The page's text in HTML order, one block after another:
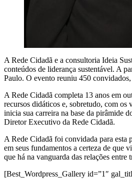
A Rede Cidadã e a consultoria Ideia
conteúdos de liderança sustentável. A
Paulo. O evento reuniu 450 convidados,
A Rede Cidadã completa 13 anos em
recursos didáticos e, sobretudo, com
inicia sua carreira na base da pirâmide
Diretor Executivo da Rede Cidadã.
A Rede Cidadã foi convidada para esta
em seus fundamentos a certeza de que
que há na vanguarda das relações entre
[Best_Wordpress_Gallery id=”1″